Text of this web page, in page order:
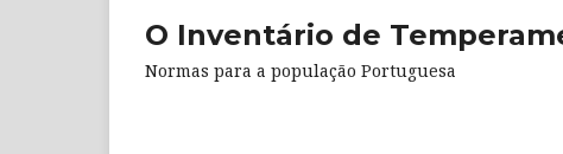
O Inventário de
Normas para a população Portuguesa